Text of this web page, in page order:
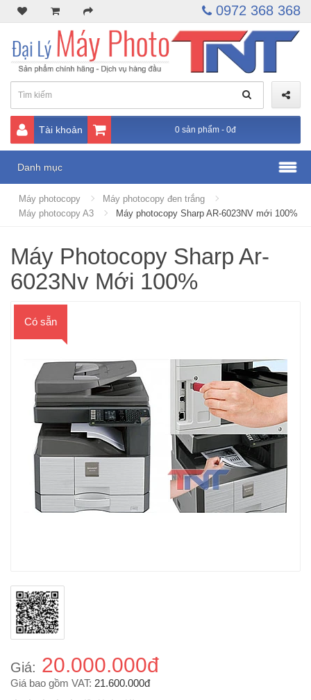
0972 368 368
Tài khoản 0 sản phẩm - 0đ
Danh mục
Máy photocopy
Máy photocopy đen trắng
Máy photocopy A3
Máy photocopy Sharp AR-6023NV mới 100%
Máy Photocopy Sharp Ar-
6023Nv Mới 100%
Có sẵn
Giá: 20.000.000đ
Giá bao gồm VAT: 21.600.000đ